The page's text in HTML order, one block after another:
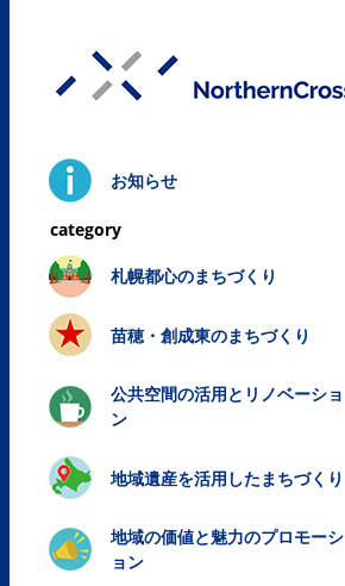
お知らせ
札幌都心のまちづくり
苗穂・創成東のまちづくり
公共空間の活用とリノベーショ
ン
地域遺産を活用したまちづくり
地域の価値と魅力のプロモーシ
ョン